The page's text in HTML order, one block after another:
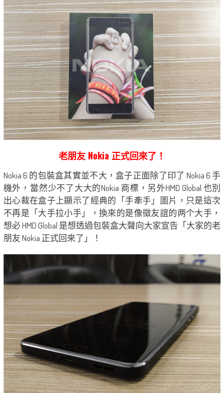
老朋友 Nokia 正式回來了！
Nokia 6 的包裝盒其實並不大，盒子正面除了印了 Nokia 6 手
機外，當然少不了大大的Nokia 商標，另外HMD Global 也別
出心裁在盒子上顯示了經典的「手牽手」圖片，只是這次
不再是「大手拉小手」，換來的是像徵友誼的两个大手，
想必 HMD Global 是想透過包裝盒大聲向大家宣告「大家的老
朋友 Nokia 正式回來了」！